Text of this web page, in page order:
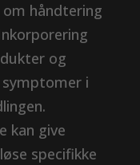
håndtering
og
i
kan give
specifikke